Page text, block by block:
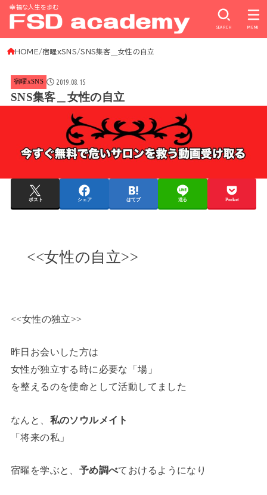
幸福な人生を歩む
SEARCH MENU
HOME 宿曜xSNS SNS集客＿女性の自立
宿曜xSNS 2019.08.15
SNS集客＿女性の自立
ポスト シェア はてブ 送る Pocket
<<女性の自立>>
<<女性の独立>>
昨日お会いした方は
女性が独立する時に必要な「場」
を整えるのを使命として活動してました
なんと、 私のソウルメイト
「将来の私」
宿曜を学ぶと、 予め調べておけるようになり